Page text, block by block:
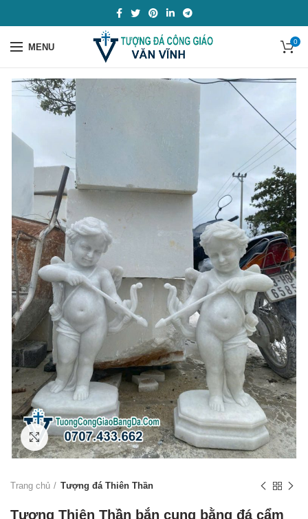
MENU 0
Click to enlarge
Trang chủ Tượng đá Thiên Thần
Tượng Thiên Thần bắn cung bằng đá cẩm